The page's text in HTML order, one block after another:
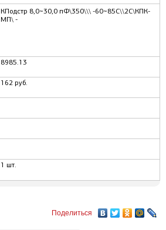
КПодстр 8,0~30,0 пФ\350\\\ -60~85C\\2C\КПК-
МП\ -
8985.13
162 руб.
1 шт.
Поделиться